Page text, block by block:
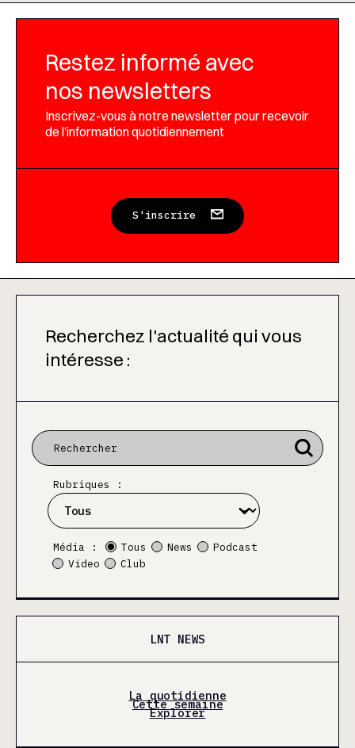
Restez informé avec
nos newsletters
Inscrivez-vous à notre newsletter pour recevoir
de l’information quotidiennement
S'inscrire
Recherchez l'actualité qui vous
intéresse :
Rubriques :
Média : Tous News
Podcast
Video
Club
LNT NEWS
La quotidienne
Cette semaine
Explorer